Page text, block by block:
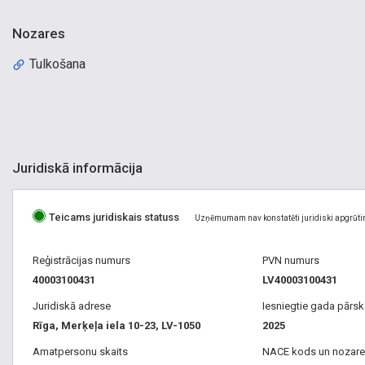
Nozares
Tulkošana
Juridiskā informācija
Teicams juridiskais statuss Uzņēmumam nav konstatēti juridiski
Reģistrācijas numurs
40003100431
PVN numurs
LV40003100431
Juridiskā adrese
Rīga, Merķeļa iela 10-23, LV-1050
Iesniegtie gada
2025
Amatpersonu skaits
NACE kods un nozare